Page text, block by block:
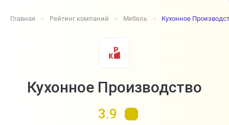
Главная ➔ Рейтинг компаний ➔ Мебель ➔ Кухонное
Кухонное Производство
3.9